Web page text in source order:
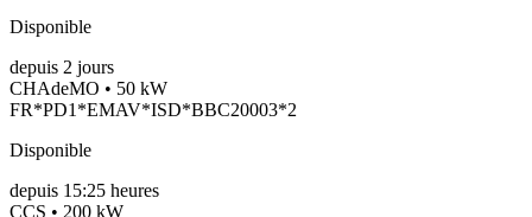
Disponible
depuis 2 jours
CHAdeMO • 50 kW
FR*PD1*EMAV*ISD*BBC20003*2
Disponible
depuis 15:25 heures
CCS • 200 kW